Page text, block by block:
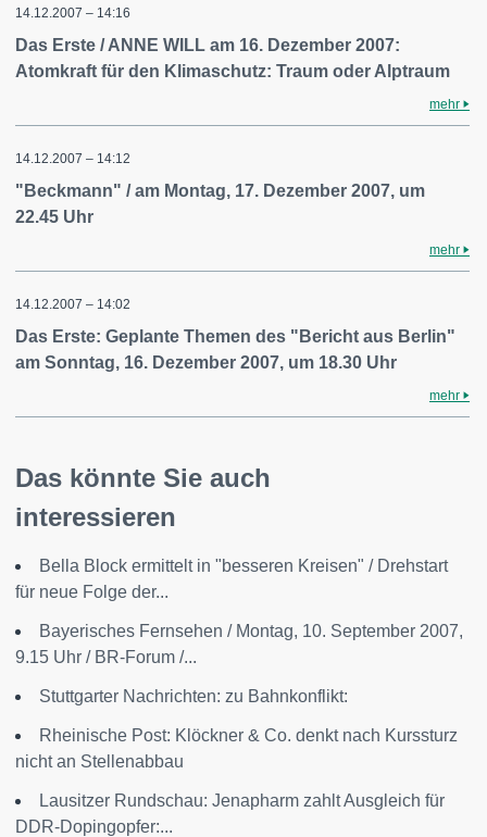
14.12.2007 – 14:16
Das Erste / ANNE WILL am 16. Dezember 2007:
Atomkraft für den Klimaschutz: Traum oder Alptraum
mehr
14.12.2007 – 14:12
"Beckmann" / am Montag, 17. Dezember 2007, um
22.45 Uhr
mehr
14.12.2007 – 14:02
Das Erste: Geplante Themen des "Bericht aus Berlin"
am Sonntag, 16. Dezember 2007, um 18.30 Uhr
mehr
Das könnte Sie auch
interessieren
Bella Block ermittelt in "besseren Kreisen" / Drehstart
für neue Folge der...
Bayerisches Fernsehen / Montag, 10. September 2007,
9.15 Uhr / BR-Forum /...
Stuttgarter Nachrichten: zu Bahnkonflikt:
Rheinische Post: Klöckner & Co. denkt nach Kurssturz
nicht an Stellenabbau
Lausitzer Rundschau: Jenapharm zahlt Ausgleich für
DDR-Dopingopfer:...